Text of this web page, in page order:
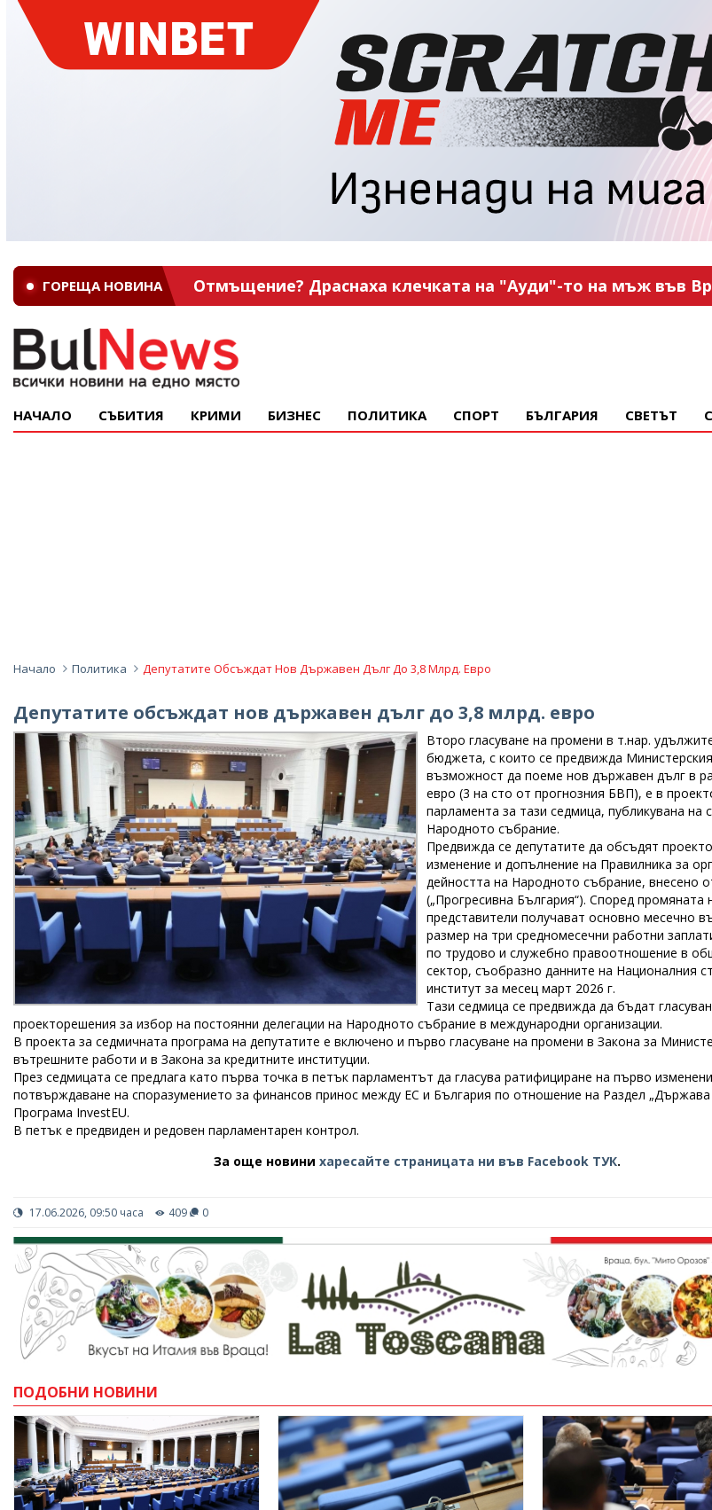
ГОРЕЩА НОВИНА Отмъщение? Драснаха клечката на "Ауди"-то на мъж във
НАЧАЛО СЪБИТИЯ КРИМИ БИЗНЕС ПОЛИТИКА СПОРТ БЪЛГАРИЯ СВЕТЪТ
Начало Политика Депутатите Обсъждат Нов Държавен Дълг До 3,8 Млрд. Евро
Депутатите обсъждат нов държавен дълг до 3,8 млрд. евро
Второ гласуване на промени в т.нар.
бюджета, с които се предвижда
възможност да поеме нов държавен дълг в
евро (3 на сто от прогнозния БВП), е в
парламента за тази седмица, публикувана на
Народното събрание.
Предвижда се депутатите да обсъдят
изменение и допълнение на Правилника за
дейността на Народното събрание, внесено
(„Прогресивна България“). Според промяната
представители получават основно месечно
размер на три средномесечни работни
по трудово и служебно правоотношение в
сектор, съобразно данните на Националния
институт за месец март 2026 г.
Тази седмица се предвижда да бъдат
проекторешения за избор на постоянни делегации на Народното събрание в международни организации.
В проекта за седмичната програма на депутатите е включено и първо гласуване на промени в Закона за
вътрешните работи и в Закона за кредитните институции.
През седмицата се предлага като първа точка в петък парламентът да гласува ратифициране на първо
потвърждаване на споразумението за финансов принос между ЕС и България по отношение на Раздел „Държава
Програма InvestEU.
В петък е предвиден и редовен парламентарен контрол.
За още новинихаресайте страницата ни във Facebook ТУК.
17.06.2026, 09:50 часа 409 0
ПОДОБНИ НОВИНИ